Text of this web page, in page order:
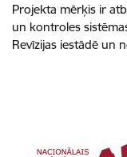
Projekta mērķis ir
un kontroles
Revīzijas iestādē un